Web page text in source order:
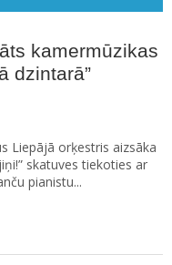
kamermūzikas
dzintarā”
Liepājā orķestris aizsāka
skatuves tiekoties ar
pianistu...